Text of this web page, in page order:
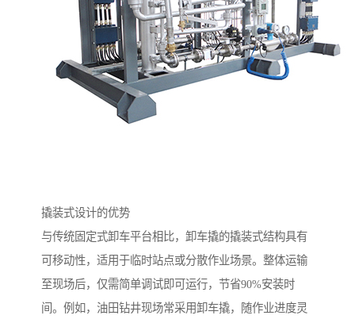
撬装式设计的优势
与传统固定式卸车平台相比，卸车撬的撬装式结构具有
可移动性，适用于临时站点或分散作业场景。整体运输
至现场后，仅需简单调试即可运行，节省90%安装时
间。例如，油田钻井现场常采用卸车撬，随作业进度灵